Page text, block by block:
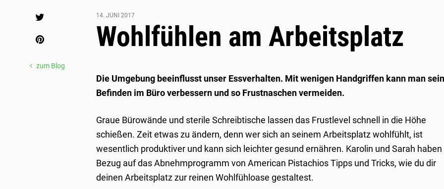
14. JUNI 2017
Wohlfühlen am Arbeitsplatz
Die Umgebung beeinflusst unser Essverhalten. Mit wenigen Handgriffen kann man
Befinden im Büro verbessern und so Frustnaschen vermeiden.
Graue Bürowände und sterile Schreibtische lassen das Frustlevel schnell in die Höhe
schießen. Zeit etwas zu ändern, denn wer sich an seinem Arbeitsplatz wohlfühlt, ist
wesentlich produktiver und kann sich leichter gesund ernähren. Karolin und Sarah
Bezug auf das Abnehmprogramm von American Pistachios Tipps und Tricks, wie du dir
deinen Arbeitsplatz zur reinen Wohlfühloase gestaltest.
Share
zum Blog